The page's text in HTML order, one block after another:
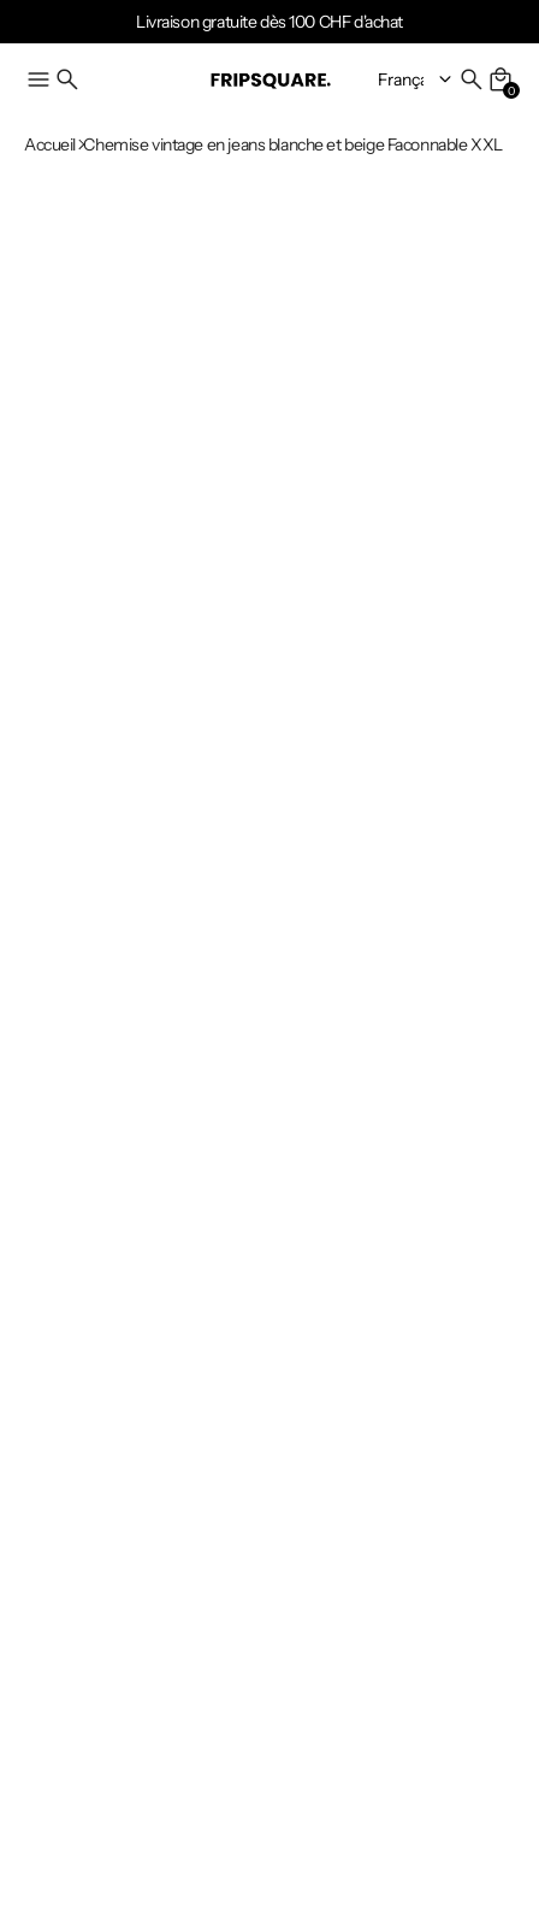
Livraison gratuite dès 100 CHF d'achat
0
Accueil Chemise vintage en jeans blanche et beige Faconnable XXL